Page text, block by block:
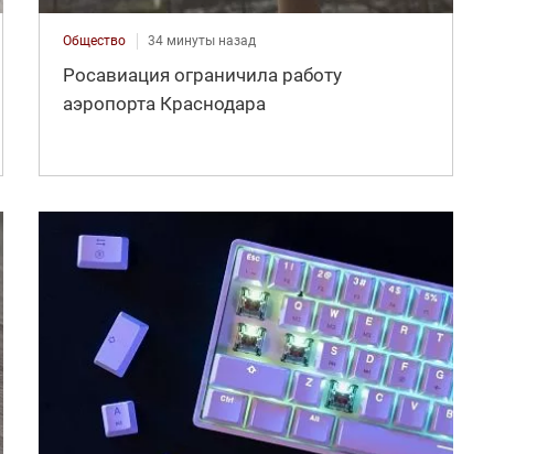
Общество 34 минуты назад
Росавиация ограничила работу
аэропорта Краснодара